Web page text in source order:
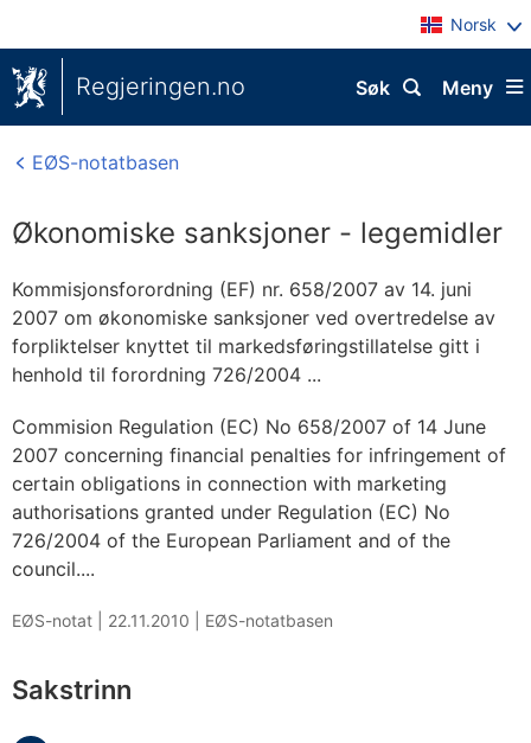
Norsk
Regjeringen.no Meny
Søk
EØS-notatbasen
Økonomiske sanksjoner - legemidler
Kommisjonsforordning (EF) nr. 658/2007 av 14. juni
2007 om økonomiske sanksjoner ved overtredelse av
forpliktelser knyttet til markedsføringstillatelse gitt i
henhold til forordning 726/2004 ...
Commision Regulation (EC) No 658/2007 of 14 June
2007 concerning financial penalties for infringement of
certain obligations in connection with marketing
authorisations granted under Regulation (EC) No
726/2004 of the European Parliament and of the
council....
EØS-notat | 22.11.2010 EØS-notatbasen
Sakstrinn